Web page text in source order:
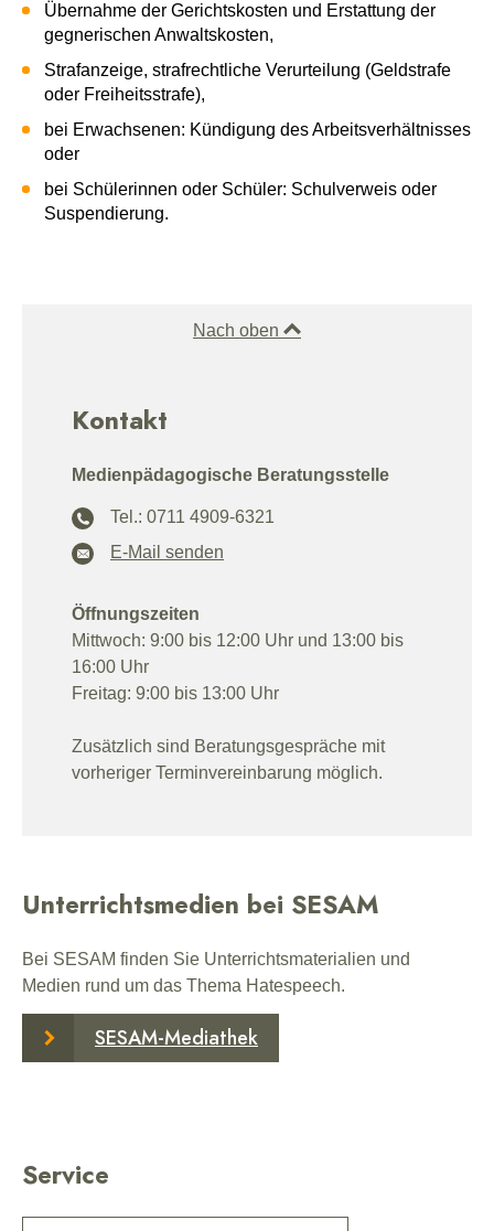
Übernahme der Gerichtskosten und Erstattung der
gegnerischen Anwaltskosten,
Strafanzeige, strafrechtliche Verurteilung (Geldstrafe
oder Freiheitsstrafe),
bei Erwachsenen: Kündigung des Arbeitsverhältnisses
oder
bei Schülerinnen oder Schüler: Schulverweis oder
Suspendierung.
Nach oben
Kontakt
Medienpädagogische Beratungsstelle
Tel.: 0711 4909-6321
E-Mail senden
Öffnungszeiten
Mittwoch: 9:00 bis 12:00 Uhr und 13:00 bis
16:00 Uhr
Freitag: 9:00 bis 13:00 Uhr
Zusätzlich sind Beratungsgespräche mit
vorheriger Terminvereinbarung möglich.
Unterrichtsmedien bei SESAM
Bei SESAM finden Sie Unterrichtsmaterialien und
Medien rund um das Thema Hatespeech.
SESAM-Mediathek
Service